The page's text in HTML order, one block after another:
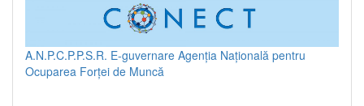
A.N.P.C.P.P.S.R. E-guvernare Agenția Națională pentru
Ocuparea Forței de Muncă